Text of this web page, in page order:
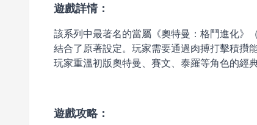
遊戲詳情：
該系列中最著名的當屬《奧特曼：格鬥進化
結合了原著設定。玩家需要通過肉搏打擊積攢
玩家重溫初版奧特曼、賽文、泰羅等角色的經
遊戲攻略：